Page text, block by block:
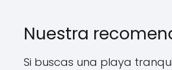
Nuestra
Si buscas una playa